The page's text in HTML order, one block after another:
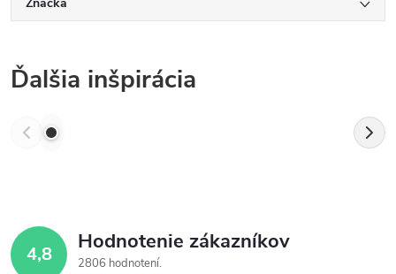
Ďalšia inšpirácia
4,8 Hodnotenie zákazníkov
2806 hodnotení